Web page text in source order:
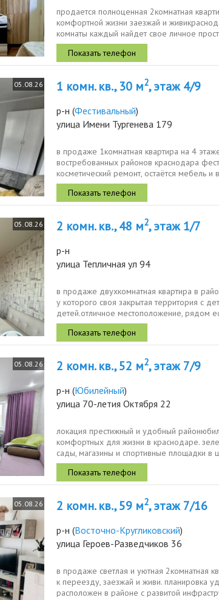
продается полноценная 2комнатная
комфортной жизни заезжай и
комнаты каждый найдет свое личное
совмещенный санузел....
05.08.26 1 комн. кв., 30 м2, этаж 4/9
р-н (Фестивальный)
улица Имени Тургенева 179
в продаже 1комнатная квартира на 4
востребованных районов краснодара
косметический ремонт, остаётся мебель
и живите, или сдавайте и...
05.08.26 2 комн. кв., 48 м2, этаж 1/7
р-н
улица Тепличная ул 94
в продаже двухкомнатная квартира в
у которого своя закрытая территория с
детей.отличное местоположение, рядом
аптеки,...
05.08.26 2 комн. кв., 52 м2, этаж 7/9
р-н (Юбилейный)
улица 70-летия Октября 22
локация престижный и удобный
комфортных для жизни в краснодаре.
сады, магазины и спортивные площадки в
удобные выезды...
05.08.26 2 комн. кв., 59 м2, этаж 7/16
р-н (Восточно-Кругликовский)
улица Героев-Разведчиков 36
в продаже светлая и уютная 2комнатная
к переезду, заезжай и живи. планировка
расположен в районе с развитой